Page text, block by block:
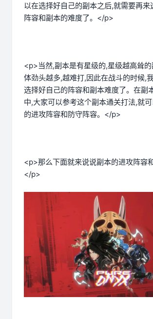
以在选择好自己的副本之后,就需要再来
阵容和副本的难度了。</p>
<p>当然,副本是有星级的,星级越高耸
体劲头越多,越难打,因此在战斗的时候,
选择好自己的阵容和副本难度了。在副
中,大家可以参考这个副本通关打法,就
的进攻阵容和防守阵容。</p>
<p>那么下面就来说说副本的进攻阵容
</p>